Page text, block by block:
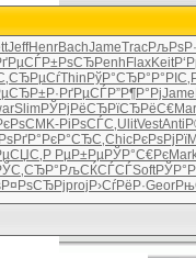
JeffHenrBachJameTrac
СЃР±РѕСЂPenh FlaxKeit
Thin РўР°СЂР°
Р·РґРµСЃР”Р¶Р°РјJame
SlimРЎРјРёСЂРїСЂРёС€
CMK-РіРѕСЃС‚UlitVestAnti
РєР°СЂС‚ChicРєРѕРјРї
Р РµР±РµРЎР°С€Рє
РљСЌСЃСЃSoft
Р¤РѕСЂРјproj Р›СѓРёР·Geor